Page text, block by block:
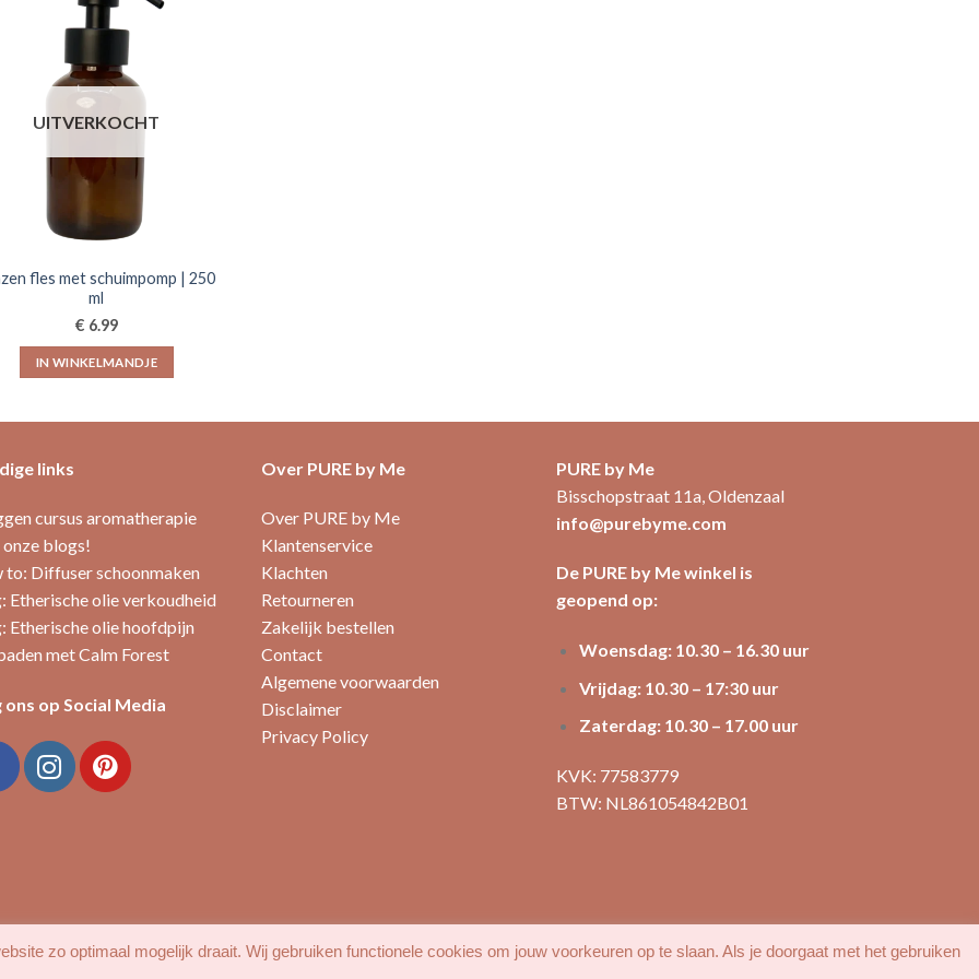
UITVERKOCHT
fles met schuimpomp | 250
ml
€ 6.99
IN WINKELMANDJE
links
cursus aromatherapie
onze blogs!
to: Diffuser schoonmaken
Etherische olie verkoudheid
Etherische olie hoofdpijn
met Calm Forest
ons op Social Media
Over PURE by Me
Over PURE by Me
Klantenservice
Klachten
Retourneren
Zakelijk bestellen
Contact
Algemene voorwaarden
Disclaimer
Privacy Policy
PURE by Me
Bisschopstraat 11a, Oldenzaal
info@purebyme.com
De PURE by Me winkel is
geopend op:
Woensdag: 10.30 – 16.30 uur
Vrijdag: 10.30 – 17:30 uur
Zaterdag: 10.30 – 17.00 uur
KVK: 77583779
BTW: NL861054842B01
zo optimaal mogelijk draait. Wij gebruiken functionele cookies om jouw voorkeuren op te slaan. Als je doorgaat met het gebruiken